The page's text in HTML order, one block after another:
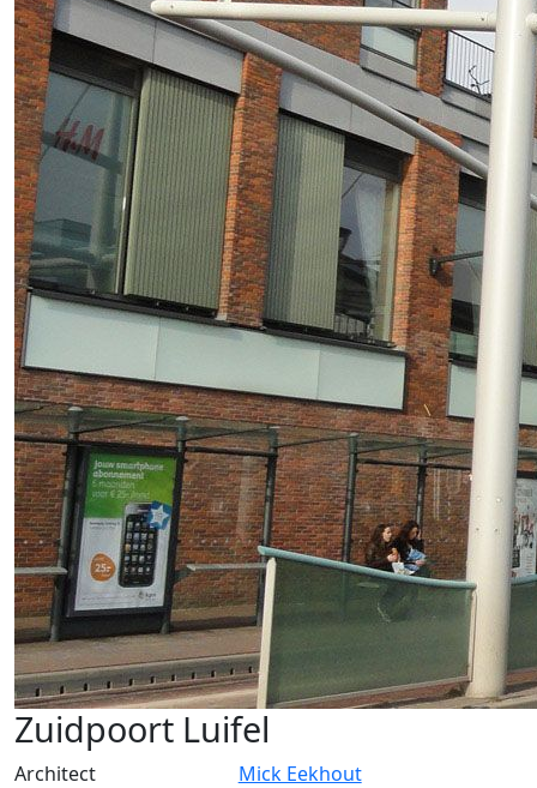
Zuidpoort Luifel
Architect
Mick Eekhout